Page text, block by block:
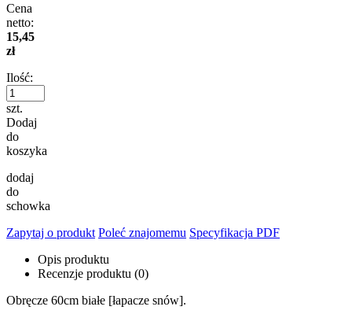
Cena
netto:
15,45
zł
Ilość:
szt.
Dodaj
do
koszyka
dodaj
do
schowka
Zapytaj o produkt Poleć znajomemu Specyfikacja PDF
Opis produktu
Recenzje produktu (0)
Obręcze 60cm białe [łapacze snów].